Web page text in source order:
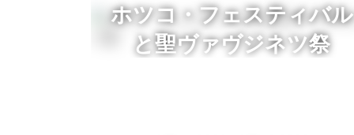
ホツコ・フェスティバル
と聖ヴァヴジネツ祭